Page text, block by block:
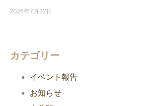
2026年7月22日
カテゴリー
イベント報告
お知らせ